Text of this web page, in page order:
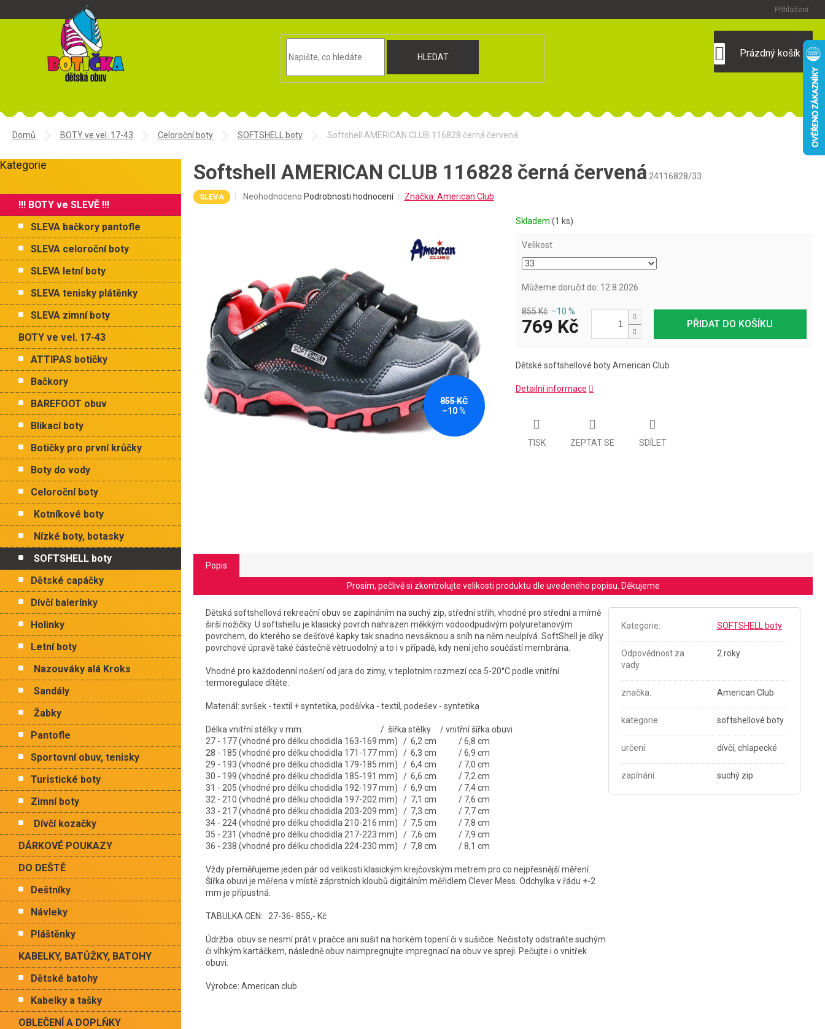
Přihlášení
HLEDAT
KOŠÍK
Prázdný košík
Domů BOTY ve vel. 17-43 Celoroční boty SOFTSHELL boty Softshell AMERICAN CLUB 116828 černá červená
o
t
n
í
n
l
Přeskočit
Kategorie
!!! BOTY ve SLEVĚ !!!
SLEVA bačkory pantofle
SLEVA celoroční boty
SLEVA letní boty
SLEVA tenisky plátěnky
SLEVA zimní boty
BOTY ve vel. 17-43
ATTIPAS botičky
Bačkory
BAREFOOT obuv
Blikací boty
Botičky pro první krůčky
Boty do vody
Celoroční boty
Kotníkové boty
Nízké boty, botasky
SOFTSHELL boty
Dětské capáčky
Dívčí balerínky
Holinky
Letní boty
Nazouváky alá Kroks
Sandály
Žabky
Pantofle
Sportovní obuv, tenisky
Turistické boty
Zimní boty
Dívčí kozačky
DÁRKOVÉ POUKAZY
DO DEŠTĚ
Deštníky
Návleky
Pláštěnky
KABELKY, BATŮŽKY, BATOHY
Dětské batohy
Kabelky a tašky
OBLEČENÍ A DOPLŇKY
Softshell AMERICAN CLUB 116828 černá červená 24116828/33
SLEVA
Průměrné
hvězdiček.
Neohodnoceno Podrobnosti hodnocení Značka: American Club
855 KČ
–10 %
Skladem (1 ks)
Velikost
Můžeme doručit do: 12.8.2026
PŘIDAT DO KOŠÍKU
855 Kč –10 %
769 Kč
Dětské softshellové boty American Club
Detailní informace
TISK ZEPTAT SE SDÍLET
Popis
Prosím, pečlivě si zkontrolujte velikosti produktu dle uvedeného popisu. Děkujeme
Dětská softshellová rekreační obuv se zapínáním na suchý zip, střední střih, vhodné pro střední a mírně
širší nožičky. U softshellu je klasický povrch nahrazen měkkým vodoodpudivým polyuretanovým
povrchem, do kterého se dešťové kapky tak snadno nevsáknou a sníh na něm neulpívá. SoftShell je díky
povrchové úpravě také částečně větruodolný a to i v případě, kdy není jeho součástí membrána.
Vhodné pro každodenní nošení od jara do zimy, v teplotním rozmezí cca 5-20°C podle vnitřní
termoregulace dítěte.
Materiál: svršek - textil + syntetika, podšívka - textil, podešev - syntetika
Délka vnitřní stélky v mm: / šířka stélky / vnitřní šířka obuvi
27 - 177 (vhodné pro délku chodidla 163-169 mm) / 6,2 cm / 6,8 cm
28 - 185 (vhodné pro délku chodidla 171-177 mm) / 6,3 cm / 6,9 cm
29 - 193 (vhodné pro délku chodidla 179-185 mm) / 6,4 cm / 7,0 cm
30 - 199 (vhodné pro délku chodidla 185-191 mm) / 6,6 cm / 7,2 cm
31 - 205 (vhodné pro délku chodidla 192-197 mm) / 6,9 cm / 7,4 cm
32 - 210 (vhodné pro délku chodidla 197-202 mm) / 7,1 cm / 7,6 cm
33 - 217 (vhodné pro délku chodidla 203-209 mm) / 7,3 cm / 7,7 cm
34 - 224 (vhodné pro délku chodidla 210-216 mm) / 7,5 cm / 7,8 cm
35 - 231 (vhodné pro délku chodidla 217-223 mm) / 7,6 cm / 7,9 cm
36 - 238 (vhodné pro délku chodidla 224-230 mm) / 7,8 cm / 8,1 cm
Vždy přeměřujeme jeden pár od velikosti klasickým krejčovským metrem pro co nejpřesnější měření.
Šířka obuvi je měřena v místě záprstních kloubů digitálním měřidlem Clever Mess. Odchylka v řádu +-2
mm je přípustná.
TABULKA CEN: 27-36- 855,- Kč
Údržba: obuv se nesmí prát v pračce ani sušit na horkém topení či v sušičce. Nečistoty odstraňte suchým
či vlhkým kartáčkem, následně obuv naimpregnujte impregnací na obuv ve spreji. Pečujte i o vnitřek
obuvi.
Výrobce: American club
Kategorie: SOFTSHELL boty
Odpovědnost za
vady
2 roky
značka: American Club
kategorie: softshellové boty
určení: dívčí, chlapecké
zapínání: suchý zip